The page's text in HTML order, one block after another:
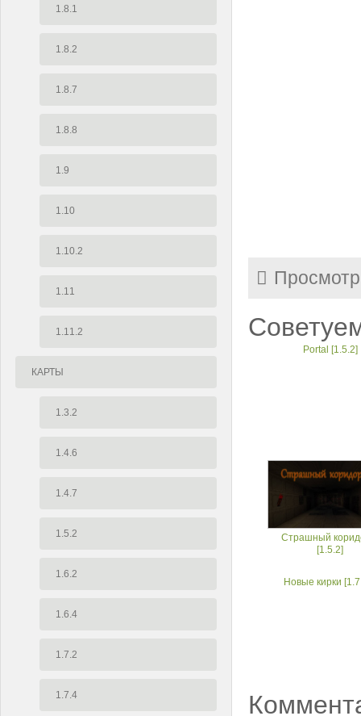
1.8.1
1.8.2
1.8.7
1.8.8
1.9
1.10
1.10.2
1.11
1.11.2
КАРТЫ
1.3.2
1.4.6
1.4.7
1.5.2
1.6.2
1.6.4
1.7.2
1.7.4
Portal [1.5.2]
Страшный
[1.5.2]
Новые кирки